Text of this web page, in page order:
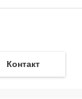
Контакт